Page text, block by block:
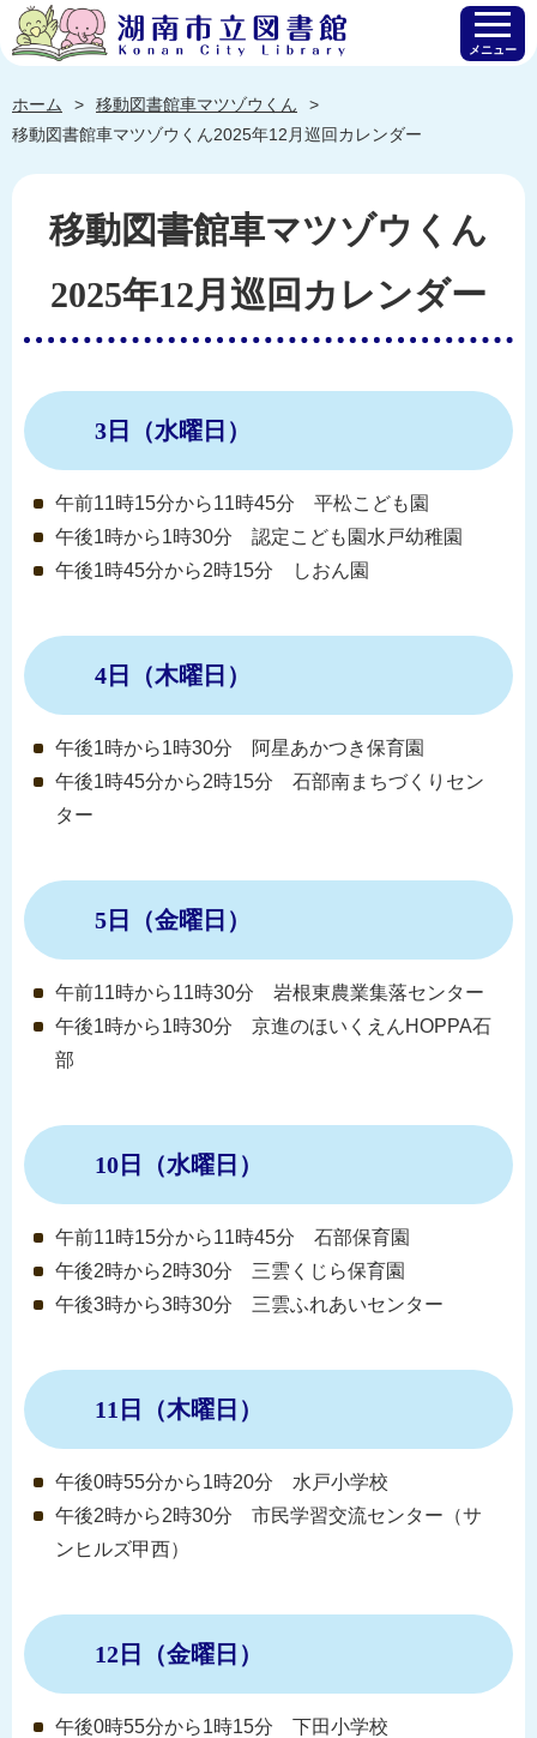
メニュー
ホーム
移動図書館車マツゾウくん
移動図書館車マツゾウくん2025年12月巡回カレンダー
移動図書館車マツゾウくん
2025年12月巡回カレンダー
3日（水曜日）
午前11時15分から11時45分 平松こども園
午後1時から1時30分 認定こども園水戸幼稚園
午後1時45分から2時15分 しおん園
4日（木曜日）
午後1時から1時30分 阿星あかつき保育園
午後1時45分から2時15分 石部南まちづくりセン
ター
5日（金曜日）
午前11時から11時30分 岩根東農業集落センター
午後1時から1時30分 京進のほいくえんHOPPA石
部
10日（水曜日）
午前11時15分から11時45分 石部保育園
午後2時から2時30分 三雲くじら保育園
午後3時から3時30分 三雲ふれあいセンター
11日（木曜日）
午後0時55分から1時20分 水戸小学校
午後2時から2時30分 市民学習交流センター（サ
ンヒルズ甲西）
12日（金曜日）
午後0時55分から1時15分 下田小学校